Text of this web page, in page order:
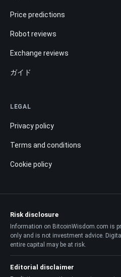
Price predictions
Robot reviews
Exchange reviews
ガイド
LEGAL
Privacy policy
Terms and conditions
Cookie policy
Risk disclosure
Information on BitcoinWisdom.com is
only and is not investment advice.
entire capital may be at risk.
Editorial disclaimer